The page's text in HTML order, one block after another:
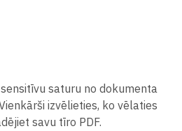
saturu no dokumenta
izvēlieties, ko vēlaties
savu tīro PDF.